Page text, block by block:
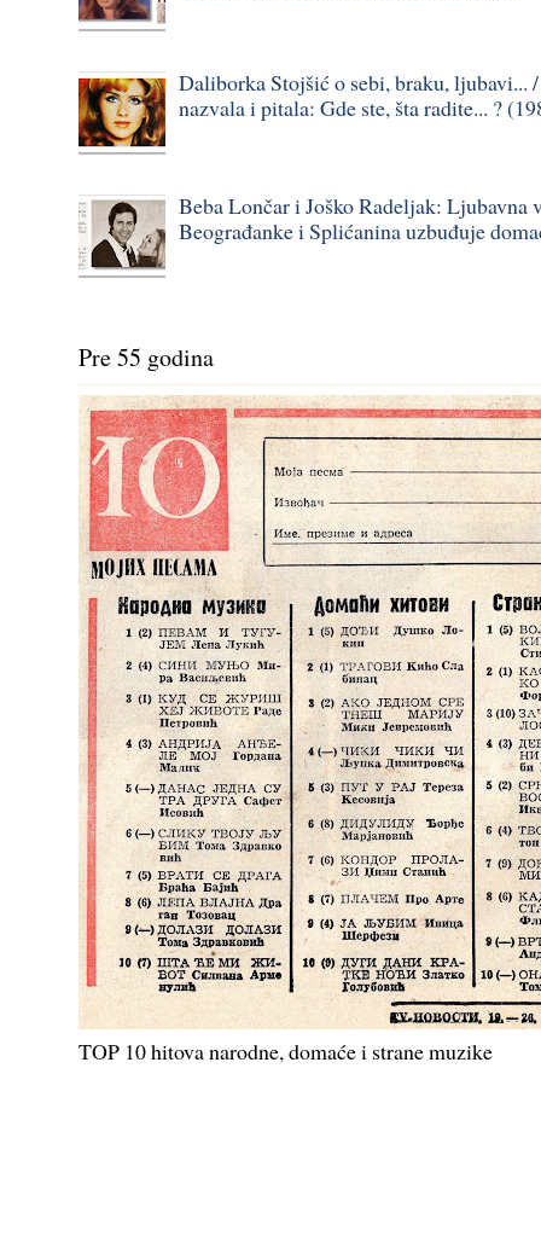
Daliborka Stojšić o sebi, braku, ljubavi...
nazvala i pitala: Gde ste, šta radite... ?
Beba Lončar i Joško Radeljak: Ljubavna
Beograđanke i Splićanina uzbuđuje
Pre 55 godina
TOP 10 hitova narodne, domaće i strane muzike